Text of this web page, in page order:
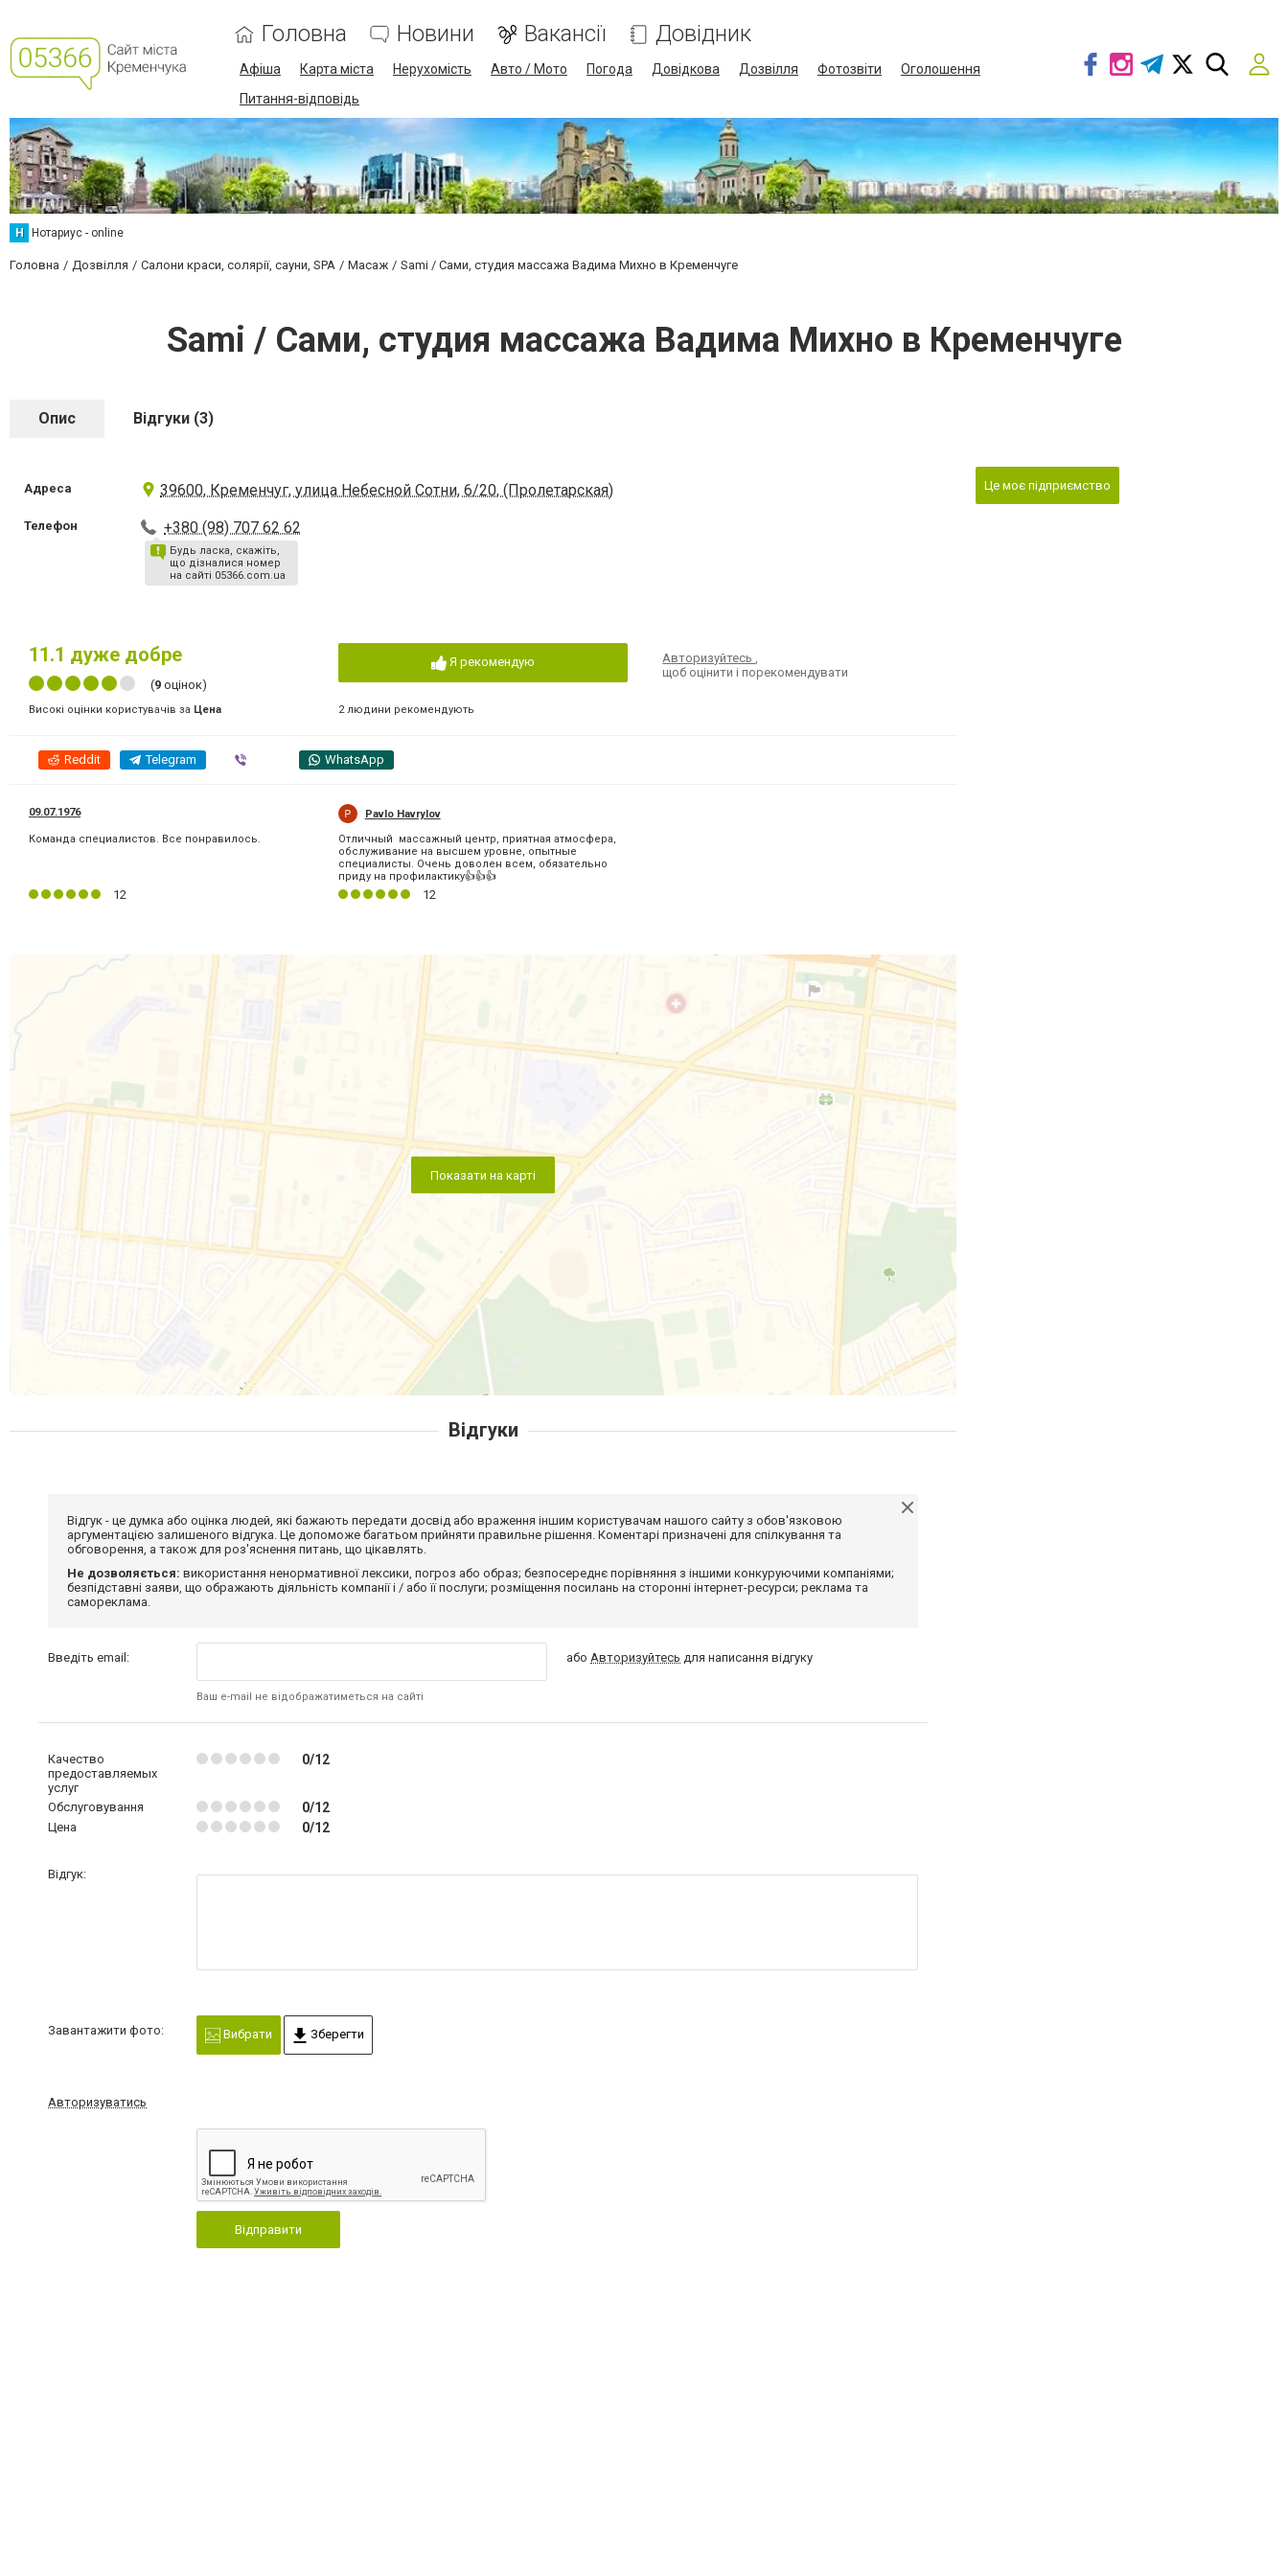
Головна Новини Вакансії Довідник
Афіша Карта міста Нерухомість Авто / Мото Погода Довідкова Дозвілля Фотозвіти
Оголошення
Питання-відповідь
Н Нотариус - online
Головна Дозвілля Салони краси, солярії, сауни, SPA Масаж Sami / Сами, студия массажа Вадима Михно в Кременчуге
Sami / Сами, студия массажа Вадима Михно в Кременчуге
Опис Відгуки (3)
Адреса 39600, Кременчуг, улица Небесной Сотни, 6/20, (Пролетарская)
Телефон +380 (98) 707 62 62
Будь ласка, скажіть,
що дізналися номер
на сайті 05366.com.ua
11.1 дуже добре
(9 оцінок)
Високі оцінки користувачів за Цена
Я рекомендую
2 людини рекомендують
Авторизуйтесь,
щоб оцінити і порекомендувати
Reddit Telegram WhatsApp
09.07.1976
Команда специалистов. Все понравилось.
12
Pavlo Havrylov
Отличный массажный центр, приятная атмосфера,
обслуживание на высшем уровне, опытные
специалисты. Очень доволен всем, обязательно
приду на профилактику👍👍👍
12
Показати на карті
Це моє підприємство
Відгуки
Відгук - це думка або оцінка людей, які бажають передати досвід або враження іншим користувачам нашого сайту з обов'язковою
аргументацією залишеного відгука. Це допоможе багатьом прийняти правильне рішення. Коментарі призначені для спілкування та
обговорення, а також для роз'яснення питань, що цікавлять.
Не дозволяється: використання ненормативної лексики, погроз або образ; безпосереднє порівняння з іншими конкуруючими компаніями;
безпідставні заяви, що ображають діяльність компанії і / або її послуги; розміщення посилань на сторонні інтернет-ресурси; реклама та
самореклама.
Введіть email:
Ваш e-mail не відображатиметься на сайті
абоАвторизуйтесь для написання відгуку
Качество
предоставляемых
услуг
0/12
Обслуговування 0/12
Цена 0/12
Відгук:
Завантажити фото: Вибрати Зберегти
Авторизуватись
Відправити